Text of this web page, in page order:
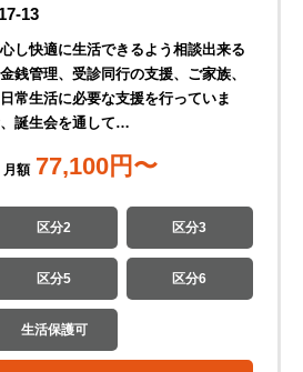
13
月 額 77,100円〜
し快適に生活できるよう相談出来る
銭管理、受診同行の支援、ご家族、
常生活に必要な支援を行っていま
誕生会を通して…
区分2 区分3
区分5 区分6
生活保護可